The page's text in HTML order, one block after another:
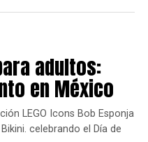
Nintendo, la compañía ha
adultos:
en México
LEGO Icons Bob Esponja
celebrando el Día de